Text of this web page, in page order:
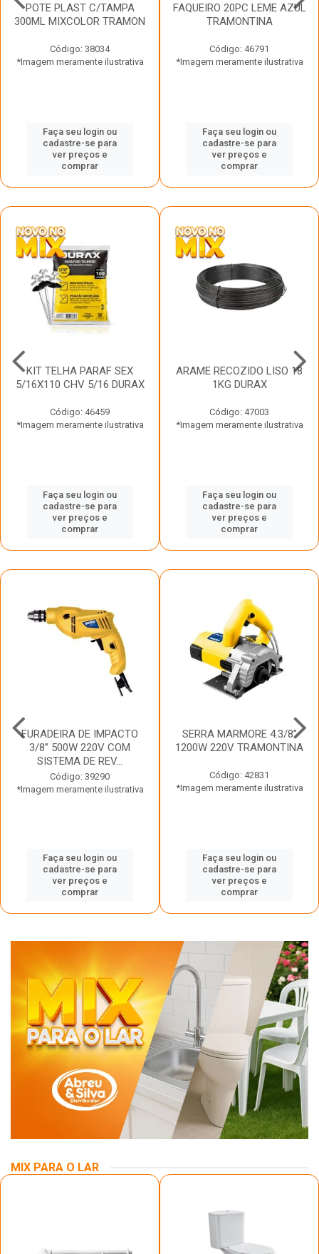
POTE PLAST C/TAMPA
300ML MIXCOLOR TRAMON
Código: 38034
*Imagem meramente ilustrativa
Faça seu login ou
cadastre-se para
ver preços e
comprar
FAQUEIRO 20PC LEME AZUL
TRAMONTINA
Código: 46791
*Imagem meramente ilustrativa
Faça seu login ou
cadastre-se para
ver preços e
comprar
KIT TELHA PARAF SEX
5/16X110 CHV 5/16 DURAX
Código: 46459
*Imagem meramente ilustrativa
Faça seu login ou
cadastre-se para
ver preços e
comprar
ARAME RECOZIDO LISO 18
1KG DURAX
Código: 47003
*Imagem meramente ilustrativa
Faça seu login ou
cadastre-se para
ver preços e
comprar
FURADEIRA DE IMPACTO
3/8” 500W 220V COM
SISTEMA DE REV...
Código: 39290
*Imagem meramente ilustrativa
Faça seu login ou
cadastre-se para
ver preços e
comprar
SERRA MARMORE 4.3/8”
1200W 220V TRAMONTINA
Código: 42831
*Imagem meramente ilustrativa
Faça seu login ou
cadastre-se para
ver preços e
comprar
MIX PARA O LAR